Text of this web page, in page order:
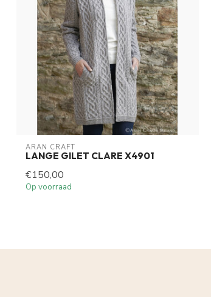
ARAN CRAFT
LANGE GILET CLARE X4901
€150,00
Op voorraad